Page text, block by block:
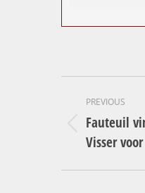
navigation
PREVIOUS
Previous
project:
Fauteuil
Visser